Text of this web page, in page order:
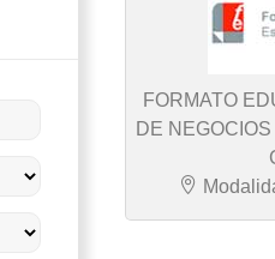
FORMATO
DE